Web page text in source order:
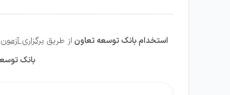
استخدام بانک توسعه تعاون از طریقبرگزاری
بانک